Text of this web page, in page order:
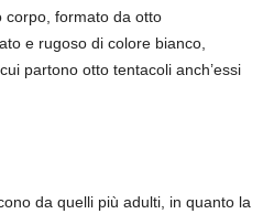
corpo, formato da otto
e rugoso di colore bianco,
partono otto tentacoli anch’essi
da quelli più adulti, in quanto la